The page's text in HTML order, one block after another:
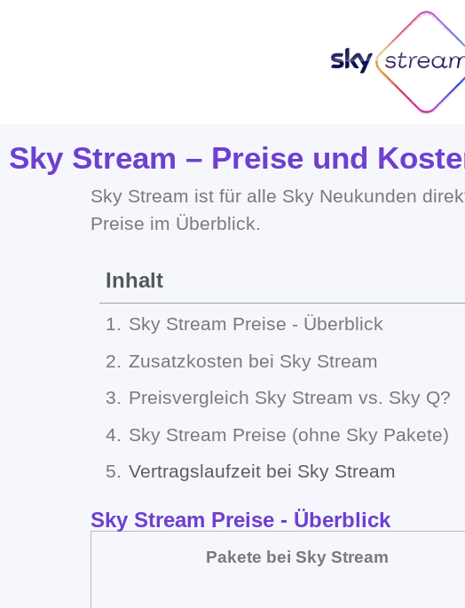
Sky Stream – Preise und
Sky Stream ist für alle Sky Neukunden
Preise im Überblick.
Inhalt
Sky Stream Preise - Überblick
Zusatzkosten bei Sky Stream
Preisvergleich Sky Stream vs. Sky Q?
Sky Stream Preise (ohne Sky Pakete)
Vertragslaufzeit bei Sky Stream
Sky Stream Preise - Überblick
Pakete bei Sky Stream